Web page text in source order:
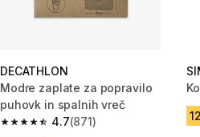
DECATHLON
Modre zaplate za popravilo
puhovk in spalnih vreč
4.7
4.7 od 5 zvezdic from 871 ocene
(871)